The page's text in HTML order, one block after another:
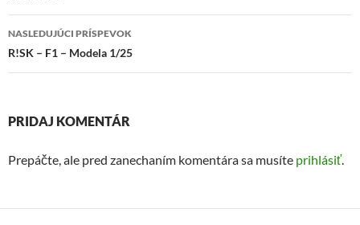
NASLEDUJÚCI PRÍSPEVOK
R!SK – F1 – Modela 1/25
PRIDAJ KOMENTÁR
Prepáčte, ale pred zanechaním komentára sa musíte prihlásiť.